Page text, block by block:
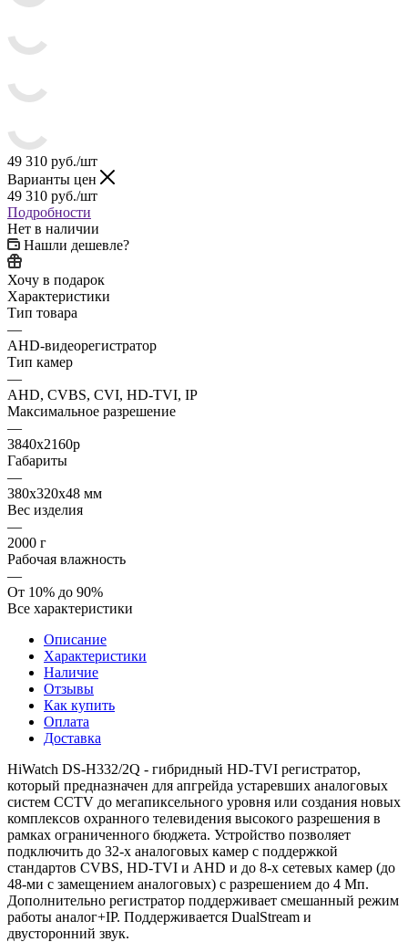
49 310 руб./шт
Варианты цен
49 310 руб./шт
Подробности
Нет в наличии
Нашли дешевле?
Хочу в подарок
Характеристики
Тип товара
—
AHD-видеорегистратор
Тип камер
—
AHD, CVBS, CVI, HD-TVI, IP
Максимальное разрешение
—
3840x2160p
Габариты
—
380x320x48 мм
Вес изделия
—
2000 г
Рабочая влажность
—
От 10% до 90%
Все характеристики
Описание
Характеристики
Наличие
Отзывы
Как купить
Оплата
Доставка
HiWatch DS-H332/2Q - гибридный HD-TVI регистратор,
который предназначен для апгрейда устаревших аналоговых
систем CCTV до мегапиксельного уровня или создания новых
комплексов охранного телевидения высокого разрешения в
рамках ограниченного бюджета. Устройство позволяет
подключить до 32-х аналоговых камер с поддержкой
стандартов CVBS, HD-TVI и AHD и до 8-х сетевых камер (до
48-ми с замещением аналоговых) с разрешением до 4 Мп.
Дополнительно регистратор поддерживает смешанный режим
работы аналог+IP. Поддерживается DualStream и
двусторонний звук.